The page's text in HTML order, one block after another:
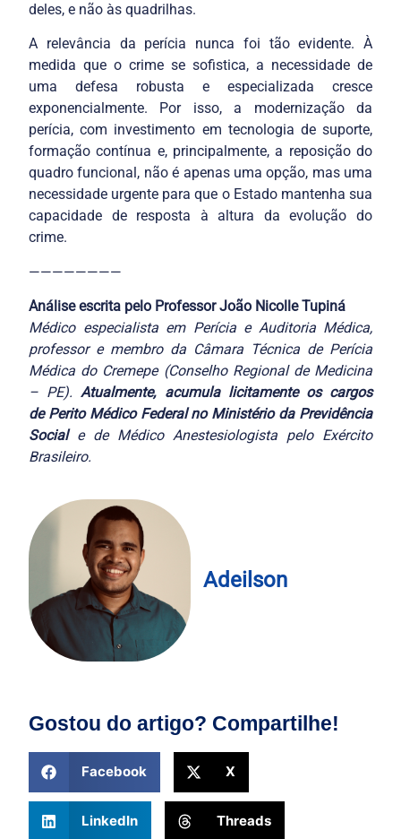
deles, e não às quadrilhas.
A relevância da perícia nunca foi tão evidente. À
medida que o crime se sofistica, a necessidade de
uma defesa robusta e especializada cresce
exponencialmente. Por isso, a modernização da
perícia, com investimento em tecnologia de suporte,
formação contínua e, principalmente, a reposição do
quadro funcional, não é apenas uma opção, mas uma
necessidade urgente para que o Estado mantenha sua
capacidade de resposta à altura da evolução do
crime.
————————
Análise escrita pelo Professor João Nicolle Tupiná
Médico especialista em Perícia e Auditoria Médica,
professor e membro da Câmara Técnica de Perícia
Médica do Cremepe (Conselho Regional de Medicina
– PE).Atualmente, acumula licitamente os cargos
de Perito Médico Federal no Ministério da Previdência
Social e de Médico Anestesiologista pelo Exército
Brasileiro.
Adeilson
Gostou do artigo? Compartilhe!
Facebook X
LinkedIn Threads